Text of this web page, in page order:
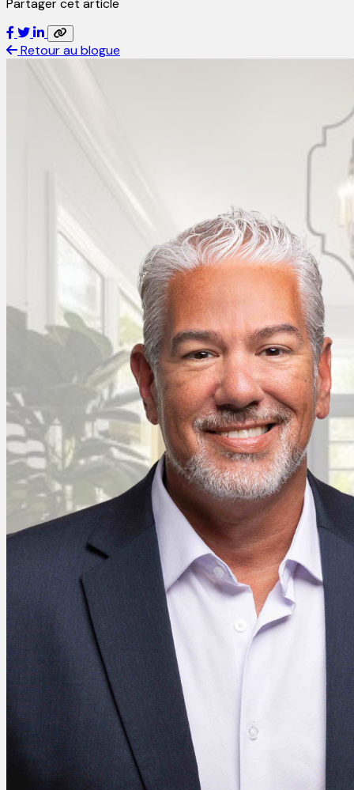
Partager cet article
Retour au blogue